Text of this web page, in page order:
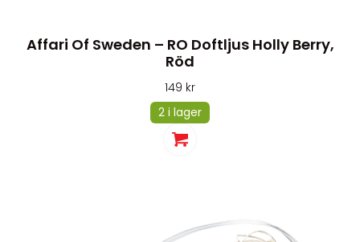
Affari Of Sweden – RO Doftljus Holly Berry,
Röd
149 kr
2 i lager